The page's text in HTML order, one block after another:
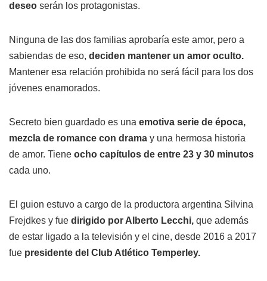
deseo serán los protagonistas.
Ninguna de las dos familias aprobaría este amor, pero a
sabiendas de eso, deciden mantener un amor oculto.
Mantener esa relación prohibida no será fácil para los dos
jóvenes enamorados.
Secreto bien guardado es una emotiva serie de época,
mezcla de romance con drama y una hermosa historia
de amor. Tiene ocho capítulos de entre 23 y 30 minutos
cada uno.
El guion estuvo a cargo de la productora argentina Silvina
Frejdkes y fue dirigido por Alberto Lecchi, que además
de estar ligado a la televisión y el cine, desde 2016 a 2017
fue presidente del Club Atlético Temperley.